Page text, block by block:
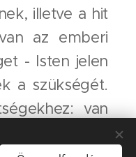
illetve a hit
az emberi
- Isten jelen
a szükségét.
van